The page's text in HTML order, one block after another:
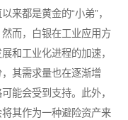
来都是黄金的“小弟”，
而，白银在工业应用方
和工业化进程的加速，
其需求量也在逐渐增
能会受到支持。此外，
其作为一种避险资产来